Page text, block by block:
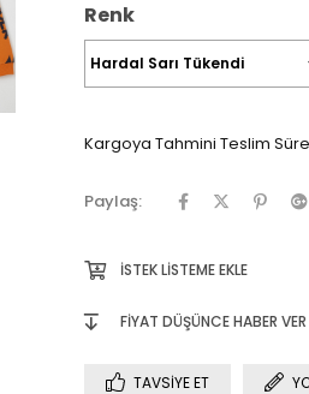
Renk
Kargoya Tahmini Teslim
Paylaş:
İSTEK LISTEME EKLE
FIYAT DÜŞÜNCE HABER VER
TAVSIYE ET